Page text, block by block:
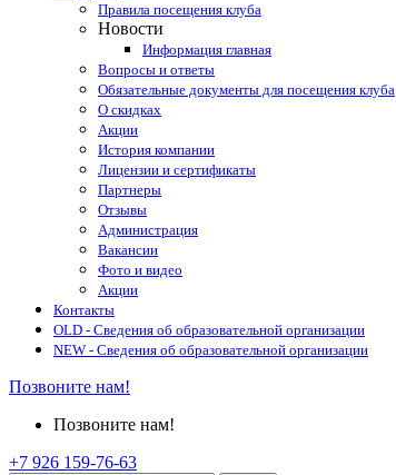
Правила посещения клуба
Новости
Информация главная
Вопросы и ответы
Обязательные документы для посещения клуба
О скидках
Акции
История компании
Лицензии и сертификаты
Партнеры
Отзывы
Администрация
Вакансии
Фото и видео
Акции
Контакты
OLD - Сведения об образовательной организации
NEW - Сведения об образовательной организации
Позвоните нам!
Позвоните нам!
+7 926 159-76-63